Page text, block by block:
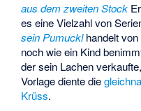
aus dem zweiten Stock
es eine Vielzahl von
sein Pumucklhandelt von
noch wie ein Kind
der sein Lachen
Vorlage diente die
Krüss.